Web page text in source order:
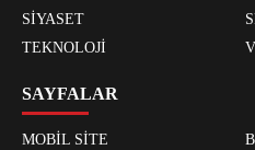
SİYASET
TEKNOLOJİ
SAYFALAR
MOBİL SİTE